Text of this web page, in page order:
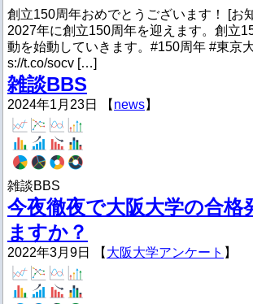
創立150周年おめでとうございます！ [お
2027年に創立150周年を迎えます。創立
動を始動していきます。#150周年 #東京
s://t.co/socv […]
雑談BBS
2024年1月23日 【 news】
雑談BBS
今夜徹夜で大阪大学の合格
ますか？
2022年3月9日 【 大阪大学アンケート 】